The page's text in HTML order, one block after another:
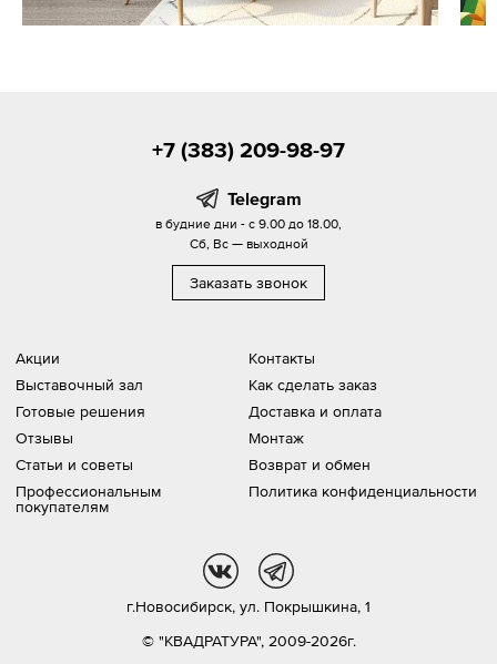
Акции
Выставочный зал
Готовые решения
Отзывы
Статьи и советы
Профессиональным
покупателям
Контакты
Как сделать заказ
Доставка и оплата
Монтаж
Возврат и обмен
Политика конфиденциальности
+7 (383) 209-98-97
Telegram
в будние дни - с 9.00 до 18.00,
Сб, Вс — выходной
Заказать звонок
© "КВАДРАТУРА", 2009-2026г.
г.Новосибирск, ул. Покрышкина, 1
tg